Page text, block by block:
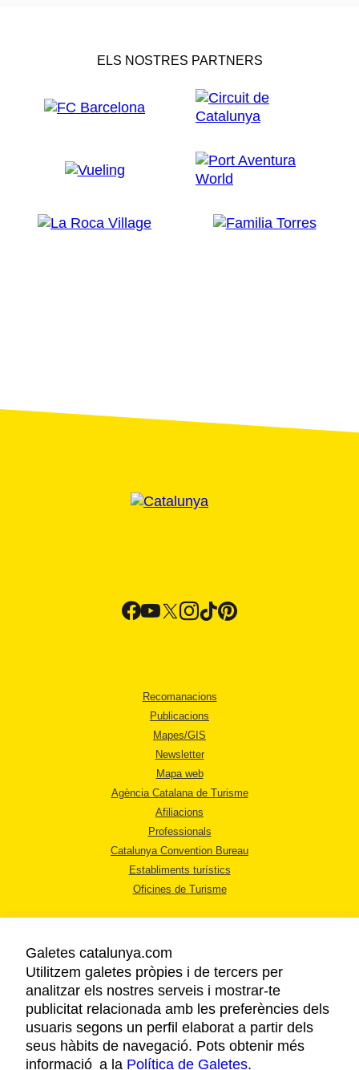
ELS NOSTRES PARTNERS
Recomanacions
Publicacions
Mapes/GIS
Newsletter
Mapa web
Agència Catalana de Turisme
Afiliacions
Professionals
Catalunya Convention Bureau
Establiments turístics
Oficines de Turisme
AVÍS LEGAL
POLÍTICA DE PRIVACITAT
COOKIES
ACCESSIBILITAT
Galetes catalunya.com
Utilitzem galetes pròpies i de tercers per
analitzar els nostres serveis i mostrar-te
publicitat relacionada amb les preferències dels
usuaris segons un perfil elaborat a partir dels
seus hàbits de navegació. Pots obtenir més
informació a la Política de Galetes.